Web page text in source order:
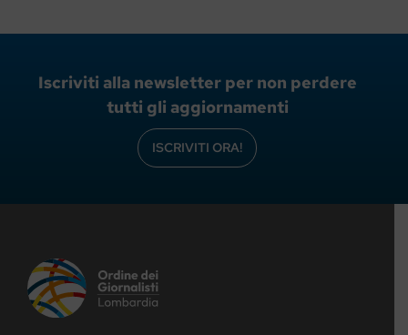
Iscriviti alla newsletter per non perdere
tutti gli aggiornamenti
ISCRIVITI ORA!